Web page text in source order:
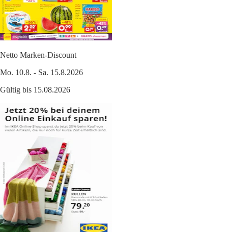
Netto Marken-Discount
Mo. 10.8. - Sa. 15.8.2026
Gültig bis 15.08.2026